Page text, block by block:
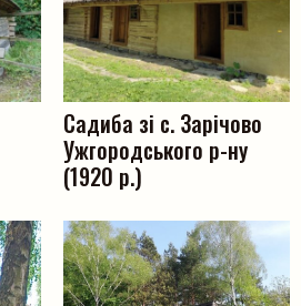
Садиба зі с. Зарічово
Ужгородського р-ну
(1920 р.)